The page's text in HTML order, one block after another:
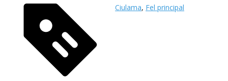
Ciulama, Fel principal